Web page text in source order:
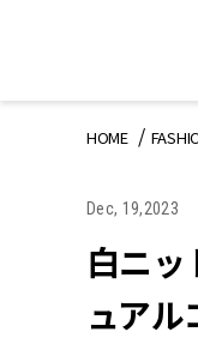
HOME
Dec, 19,2023
白ニッ
ュアル